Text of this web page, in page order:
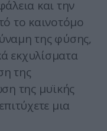
και την
το καινοτόμο
της φύσης,
εκχυλίσματα
της
της μυϊκής
μια